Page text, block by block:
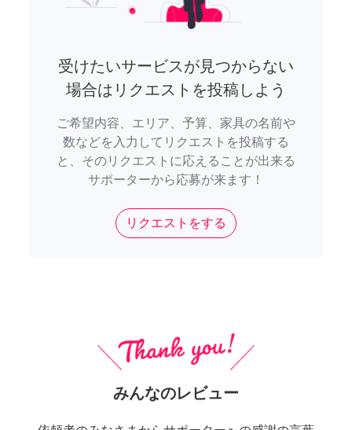
受けたいサービスが見つからない
場合はリクエストを投稿しよう
ご希望内容、エリア、予算、家具の名前や
数などを入力してリクエストを投稿する
と、そのリクエストに応えることが出来る
サポーターから応募が来ます！
リクエストをする
みんなのレビュー